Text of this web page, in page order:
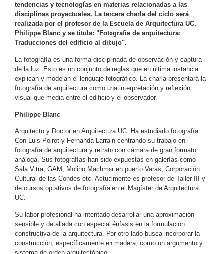
tendencias y tecnologías en materias relacionadas a las
disciplinas proyectuales. La tercera charla del ciclo será
realizada por el profesor de la Escuela de Arquitectura UC,
Philippe Blanc y se titula: "Fotografía de arquitectura:
Traducciones del edificio al dibujo".
La fotografía es una forma disciplinada de observación y captura
de la luz. Esto es un conjunto de reglas que en última instancia
explican y modelan el lenguaje fotográfico. La charla presentará la
fotografía de arquitectura como una interpretación y reflexión
visual que media entre el edificio y el observador.
Philippe Blanc
Arquitecto y Doctor en Arquitectura UC. Ha estudiado fotografía
Con Luis Poirot y Fernanda Larraín centrando su trabajo en
fotografía de arquitectura y retrato con cámara de gran formato
análoga. Sus fotografías han sido expuestas en galerías como
Sala Vitra, GAM, Molino Machmar en puerto Varas, Corporación
Cultural de las Condes etc. Actualmente es profesor de Taller III y
de cursos optativos de fotografía en el Magíster de Arquitectura
UC.
Su labor profesional ha intentado desarrollar una aproximación
sensible y detallada con especial énfasis en la formulación
constructiva de la arquitectura. Por otro lado busca incorporar la
construcción, específicamente en madera, como un argumento y
sistema de orden arquitectónico.